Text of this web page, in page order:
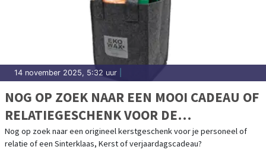
14 november 2025, 5:32 uur
NOG OP ZOEK NAAR EEN MOOI CADEAU OF
RELATIEGESCHENK VOOR DE
FEESTDAGEN?
Nog op zoek naar een origineel kerstgeschenk voor je personeel of
relatie of een Sinterklaas, Kerst of verjaardagscadeau?